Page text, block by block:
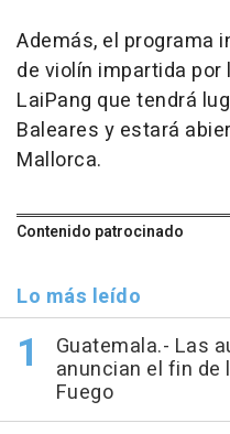
Además, el programa
de violín impartida
LaiPang que tendrá
Baleares y estará
Mallorca.
Contenido patrocinado
Lo más leído
Guatemala.- Las
anuncian el fin de
Fuego